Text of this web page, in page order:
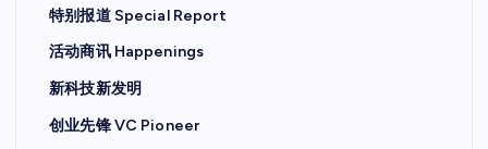
特别报道 Special Report
活动商讯 Happenings
新科技新发明
创业先锋 VC Pioneer